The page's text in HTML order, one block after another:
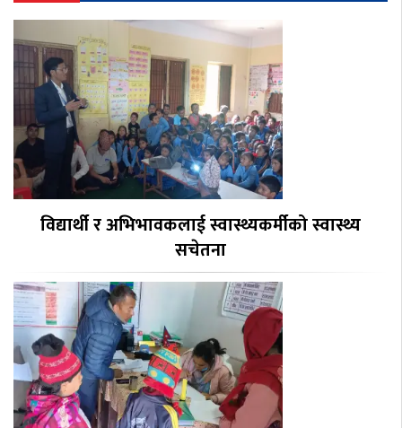
विद्यार्थी र अभिभावकलाई स्वास्थ्यकर्मीको स्वास्थ्य
सचेतना